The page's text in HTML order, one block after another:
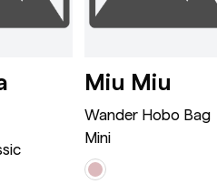
Sardine Classic Black
Miu Miu
Wander Hobo Bag
Mini